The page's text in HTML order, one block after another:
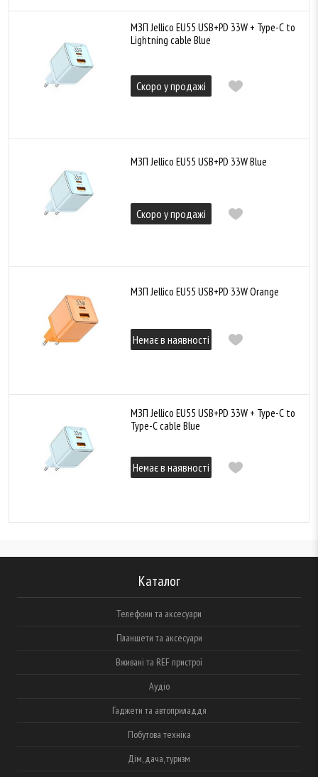
МЗП Jellico EU55 USB+PD 33W + Type-C to
Lightning cable Blue
Скоро у продажі
МЗП Jellico EU55 USB+PD 33W Blue
Скоро у продажі
МЗП Jellico EU55 USB+PD 33W Orange
Немає в наявності
МЗП Jellico EU55 USB+PD 33W + Type-C to
Type-C cable Blue
Немає в наявності
Каталог
Телефони та аксесуари
Планшети та аксесуари
Вживані та REF пристрої
Аудіо
Гаджети та автоприладдя
Побутова техніка
Дім, дача, туризм